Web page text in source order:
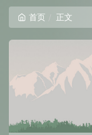
首页 正文